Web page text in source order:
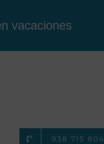
938 715 804
vacaciones